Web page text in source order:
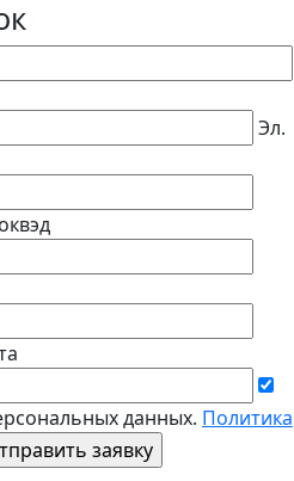
Эл.
данных. Политика